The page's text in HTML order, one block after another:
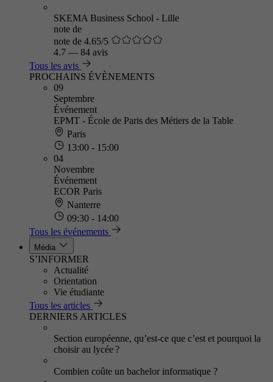
SKEMA Business School - Lille
note de
note de 4.65/5
4.7 — 84 avis
Tous les avis
PROCHAINS ÉVÈNEMENTS
09
Septembre
Événement
EPMT - École de Paris des Métiers de la Table
Paris
13:00 - 15:00
04
Novembre
Événement
ECOR Paris
Nanterre
09:30 - 14:00
Tous les événements
Média
S’INFORMER
Actualité
Orientation
Vie étudiante
Tous les articles
DERNIERS ARTICLES
Section européenne, qu’est-ce que c’est et pourquoi la
choisir au lycée ?
Combien coûte un bachelor informatique ?